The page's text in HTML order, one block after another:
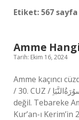
Etiket: 567 sayfa
Amme
Tarih: Ekim 16, 2024
Amme kaçıncı
/ 30. CUZ / سوُرَةُالنَّبَاِ – YouTube. Bu içerik mevcut
değil. Tebareke
Kur’an-ı